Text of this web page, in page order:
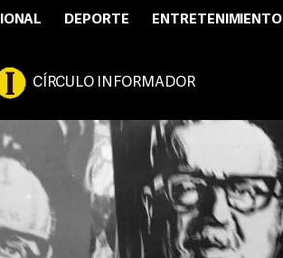
DEPORTE ENTRETENIMIENTO
CÍRCULO INFORMADOR